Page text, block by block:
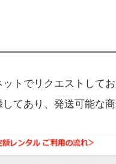
トでリクエストしてお
てあり、発送可能な商